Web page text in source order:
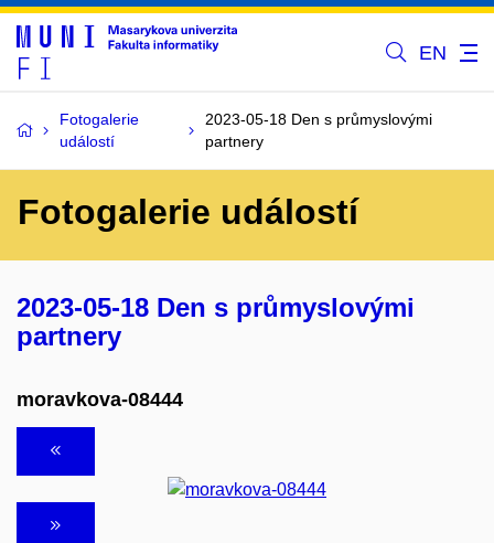
EN
Fotogalerie
událostí
2023-05-18 Den s průmyslovými
partnery
Fotogalerie událostí
2023-05-18 Den s průmyslovými
partnery
moravkova-08444